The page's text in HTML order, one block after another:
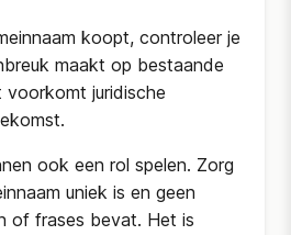
koopt, controleer je
maakt op bestaande
voorkomt juridische
ook een rol spelen. Zorg
uniek is en geen
of frases bevat. Het is